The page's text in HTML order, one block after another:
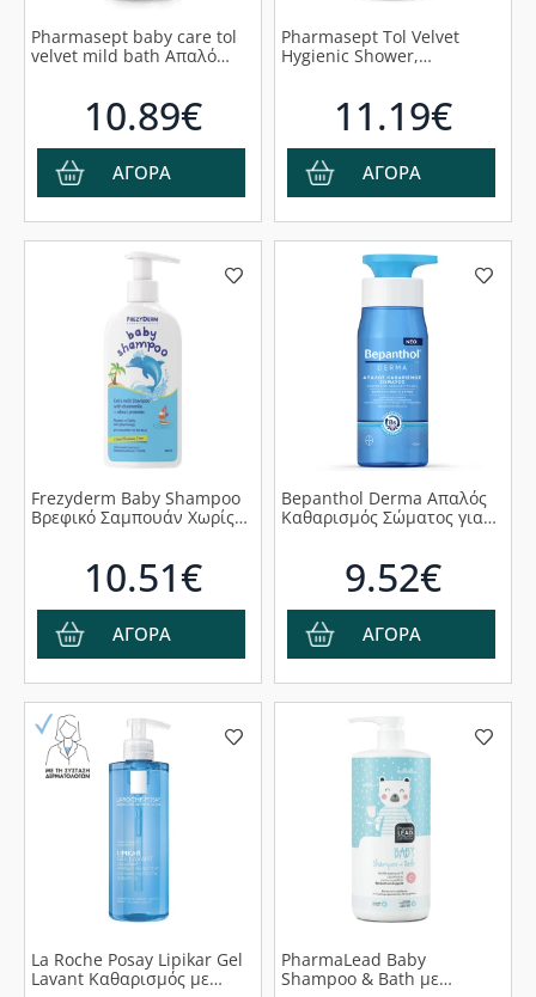
Pharmasept baby care tol
velvet mild bath Απαλό
για βρέφη από τον 3ο
μήνα, 1000ml
10.89€
ΑΓΟΡΑ
Pharmasept Tol Velvet
Hygienic Shower,
Περιοχή, 1000ml
11.19€
ΑΓΟΡΑ
Frezyderm Baby Shampoo
Βρεφικό Σαμπουάν Χωρίς
10.51€
ΑΓΟΡΑ
Bepanthol Derma Απαλός
Καθαρισμός Σώματος για
9.52€
ΑΓΟΡΑ
La Roche Posay Lipikar Gel
Lavant Καθαρισμός με
PharmaLead Baby
Shampoo & Bath με